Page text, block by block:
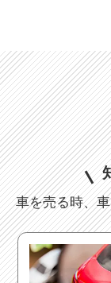
車を売る時、